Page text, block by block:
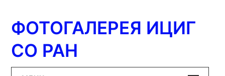
содержимому
ФОТОГАЛЕРЕЯ ИЦИГ
СО РАН